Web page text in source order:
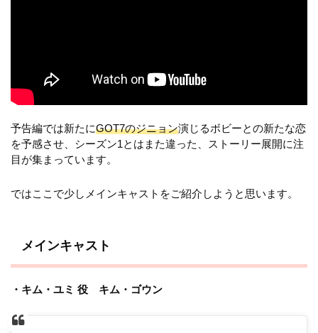
予告編では新たにGOT7のジニョン演じるボビーとの新たな恋
を予感させ、シーズン1とはまた違った、ストーリー展開に注
目が集まっています。
ではここで少しメインキャストをご紹介しようと思います。
メインキャスト
・キム・ユミ 役 キム・ゴウン